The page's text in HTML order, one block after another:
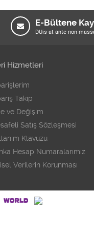
E-Bültene
DUis at ante non
Hizmetleri
Takip
ve Değişim
Satış Sözleşmesi
Klavuzu
Hesap Numaralarımız
Verilerin Korunması